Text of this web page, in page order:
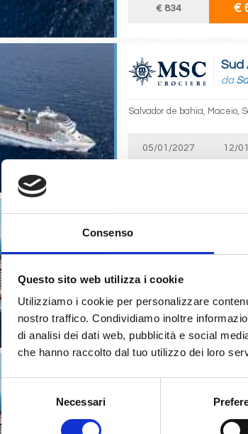
Consenso
Questo sito web utilizza i cookie
Utilizziamo i cookie per personalizzare
nostro traffico. Condividiamo inoltre
di analisi dei dati web, pubblicità e social
che hanno raccolto dal tuo utilizzo dei loro
del
consenso
Necessari
€ 834
€
Sud
da
Salvador de bahia, Maceio,
05/01/2027
12/
05/12/2026
€ 807
Sud
Camboriu, Punta Del Este,